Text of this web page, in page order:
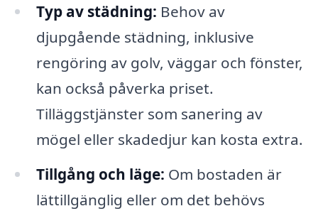
Typ av städning: Behov av
djupgående städning, inklusive
rengöring av golv, väggar och fönster,
kan också påverka priset.
Tilläggstjänster som sanering av
mögel eller skadedjur kan kosta extra.
Tillgång och läge: Om bostaden är
lättillgänglig eller om det behövs